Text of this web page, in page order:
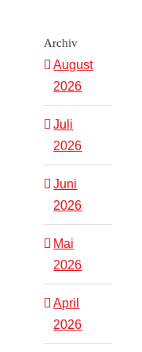
Archiv
August
2026
Juli
2026
Juni
2026
Mai
2026
April
2026